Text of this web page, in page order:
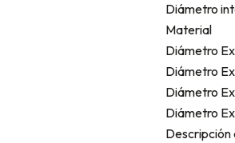
Diámetro
Material
Diámetro
Diámetro
Diámetro
Diámetro
Descripción